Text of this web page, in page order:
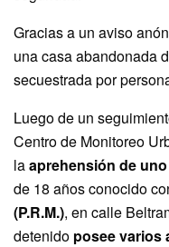
Gracias a un aviso
una casa abandonada
secuestrada por
Luego de un
Centro de Monitoreo
laaprehensión de
de 18 años conocido
(P.R.M.), en calle
detenido posee varios